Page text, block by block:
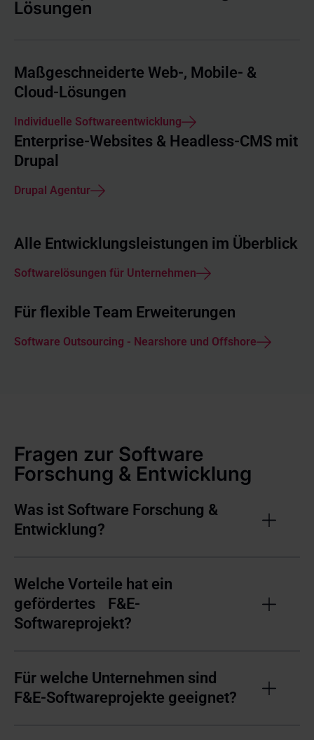
Lösungen
Maßgeschneiderte Web-, Mobile- &
Cloud-Lösungen
Individuelle Softwareentwicklung
Enterprise-Websites & Headless-CMS mit
Drupal
Drupal Agentur
Alle Entwicklungsleistungen im Überblick
Softwarelösungen für Unternehmen
Für flexible Team Erweiterungen
Software Outsourcing - Nearshore und Offshore
Fragen zur Software
Forschung & Entwicklung
Was ist Software Forschung &
Entwicklung?
Welche Vorteile hat ein
gefördertes F&E-
Softwareprojekt?
Für welche Unternehmen sind
F&E-Softwareprojekte geeignet?